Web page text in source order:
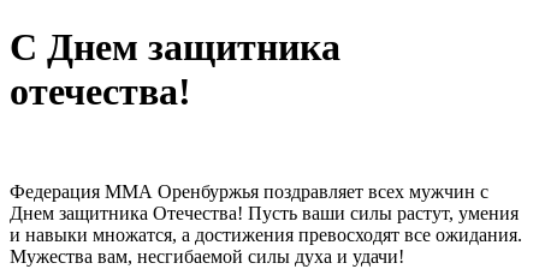
С Днем защитника
отечества!
Федерация ММА Оренбуржья поздравляет всех мужчин с
Днем защитника Отечества! Пусть ваши силы растут, умения
и навыки множатся, а достижения превосходят все ожидания.
Мужества вам, несгибаемой силы духа и удачи!